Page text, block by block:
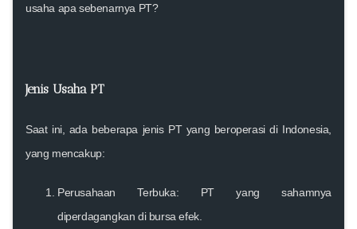
usaha apa sebenarnya PT?
Jenis Usaha PT
Saat ini, ada beberapa jenis PT yang beroperasi di Indonesia,
yang mencakup:
Perusahaan Terbuka: PT yang sahamnya
diperdagangkan di bursa efek.